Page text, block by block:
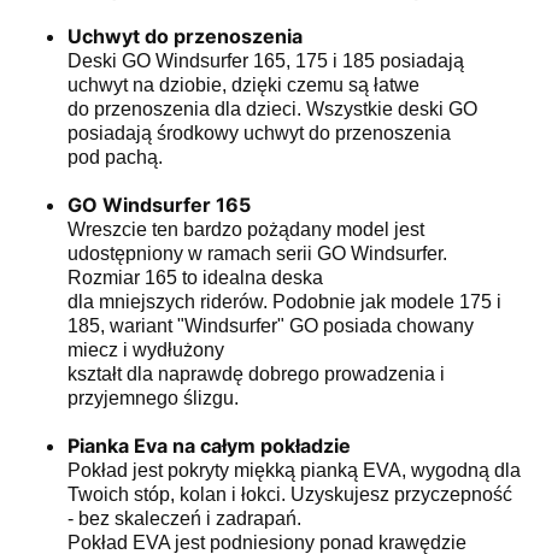
Uchwyt do przenoszenia
Deski GO Windsurfer 165, 175 i 185 posiadają
uchwyt na dziobie, dzięki czemu są łatwe
do przenoszenia dla dzieci. Wszystkie deski GO
posiadają środkowy uchwyt do przenoszenia
pod pachą.
GO Windsurfer 165
Wreszcie ten bardzo pożądany model jest
udostępniony w ramach serii GO Windsurfer.
Rozmiar 165 to idealna deska
dla mniejszych riderów. Podobnie jak modele 175 i
185, wariant "Windsurfer" GO posiada chowany
miecz i wydłużony
kształt dla naprawdę dobrego prowadzenia i
przyjemnego ślizgu.
Pianka Eva na całym pokładzie
Pokład jest pokryty miękką pianką EVA, wygodną dla
Twoich stóp, kolan i łokci. Uzyskujesz przyczepność
- bez skaleczeń i zadrapań.
Pokład EVA jest podniesiony ponad krawędzie